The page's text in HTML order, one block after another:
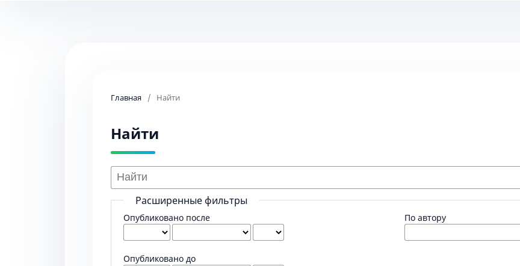
Главная / Найти
Найти
Расширенные фильтры
Опубликовано после
Опубликовано до
По автору